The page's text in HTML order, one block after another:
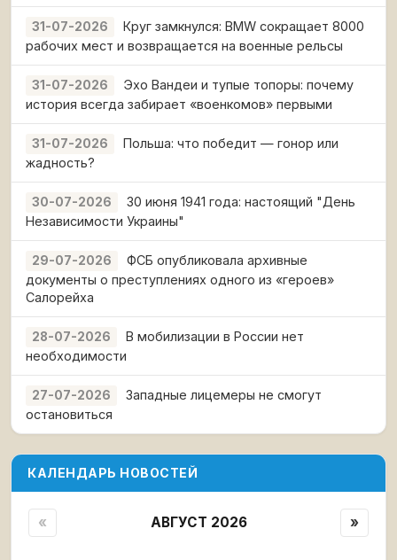
31-07-2026
Круг замкнулся: BMW сокращает 8000
рабочих мест и возвращается на военные рельсы
31-07-2026
Эхо Вандеи и тупые топоры: почему
история всегда забирает «военкомов» первыми
31-07-2026
Польша: что победит — гонор или
жадность?
30-07-2026
30 июня 1941 года: настоящий "День
Независимости Украины"
29-07-2026
ФСБ опубликовала архивные
документы о преступлениях одного из «героев»
Салорейха
28-07-2026
В мобилизации в России нет
необходимости
27-07-2026
Западные лицемеры не смогут
остановиться
КАЛЕНДАРЬ НОВОСТЕЙ
« АВГУСТ 2026 »